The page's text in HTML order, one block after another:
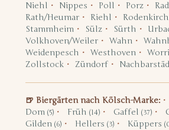
Niehl
Nippes Poll Porz
Rath/Heumar
Riehl
Stammheim
Sülz Sürth
Volkhoven/Weiler
Wahn
Weidenpesch
Westhoven
Zollstock
Zündorf
🍺 Biergärten nach Kölsch-Marke:
Dom (5) Früh (14) Gaffel (37)
Gilden (6) Hellers (3) Küppers